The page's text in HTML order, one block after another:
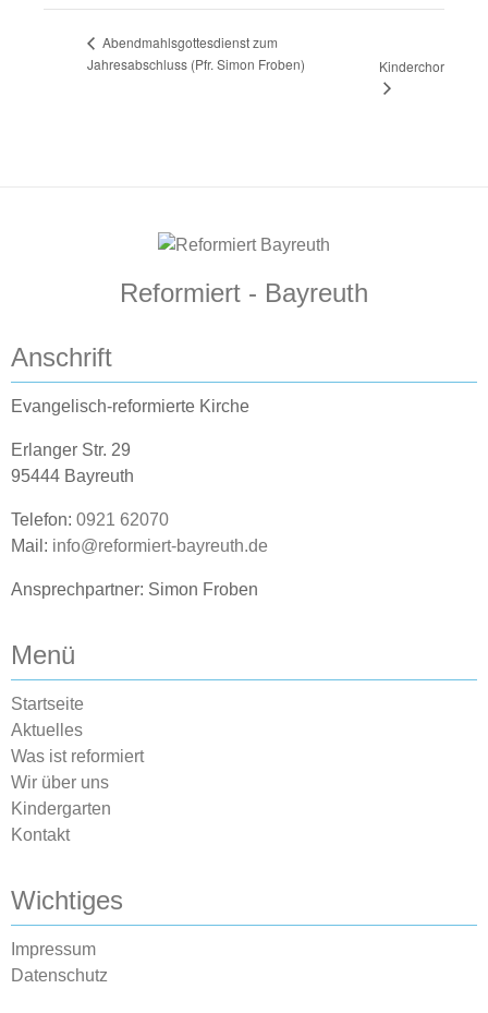
Abendmahlsgottesdienst zum
Jahresabschluss (Pfr. Simon Froben)
Kinderchor
Reformiert - Bayreuth
Anschrift
Evangelisch-reformierte Kirche
Erlanger Str. 29
95444 Bayreuth
Telefon: 0921 62070
Mail: info@reformiert-bayreuth.de
Ansprechpartner: Simon Froben
Menü
Startseite
Aktuelles
Was ist reformiert
Wir über uns
Kindergarten
Kontakt
Wichtiges
Impressum
Datenschutz